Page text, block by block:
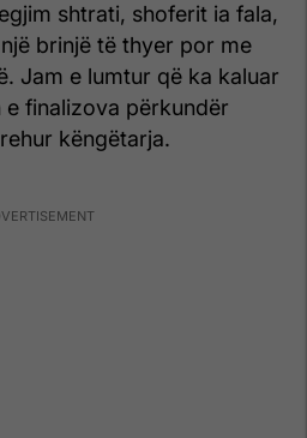
shtrati, shoferit ia fala,
brinjë të thyer por me
Jam e lumtur që ka kaluar
finalizova përkundër
këngëtarja.